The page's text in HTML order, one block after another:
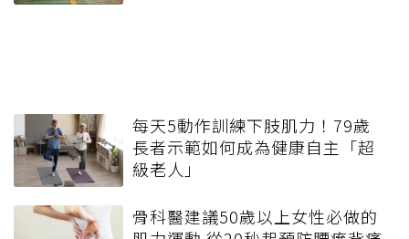
每天5動作訓練下肢肌力！79歲
長者示範如何成為健康自主「超
級老人」
骨科醫建議50歲以上女性必做的